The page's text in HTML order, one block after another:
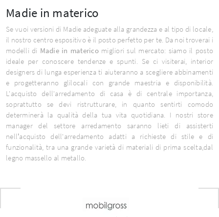
Madie in materico
Se vuoi versioni di Madie adeguate alla grandezza e al tipo di locale,
il nostro centro espositivo è il posto perfetto per te. Da noi troverai i
modelli di Madie in matericomigliori sul mercato: siamo il posto
ideale per conoscere tendenze e spunti. Se ci visiterai, interior
designers di lunga esperienza ti aiuteranno a scegliere abbinamenti
e progetteranno glilocali con grande maestria e disponibilità.
L'acquisto dell'arredamento di casa è di centrale importanza,
soprattutto se devi ristrutturare, in quanto sentirti comodo
determinerà la qualità della tua vita quotidiana. I nostri store
manager del settore arredamento saranno lieti di assisterti
nell’acquisto dell'arredamento adatti a richieste di stile e di
funzionalità, tra una grande varietà di materiali di prima scelta,dal
legno massello al metallo.